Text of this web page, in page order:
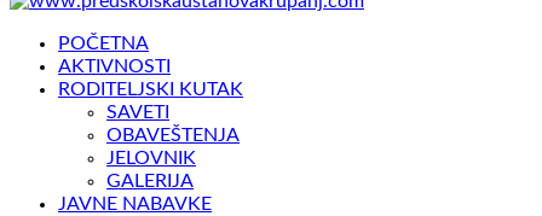
POČETNA
AKTIVNOSTI
RODITELJSKI KUTAK
SAVETI
OBAVEŠTENJA
JELOVNIK
GALERIJA
JAVNE NABAVKE